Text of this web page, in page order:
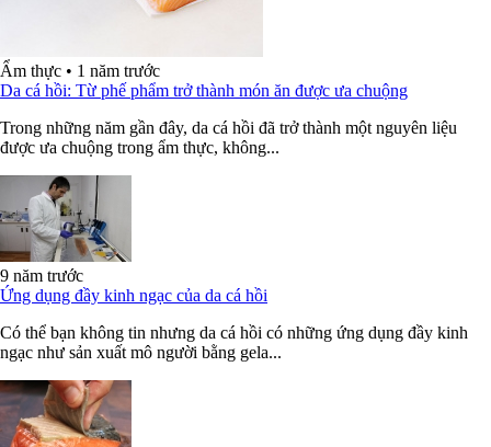
Ẩm thực • 1 năm trước
Da cá hồi: Từ phế phẩm trở thành món ăn được ưa chuộng
Trong những năm gần đây, da cá hồi đã trở thành một nguyên liệu
được ưa chuộng trong ẩm thực, không...
9 năm trước
Ứng dụng đầy kinh ngạc của da cá hồi
Có thể bạn không tin nhưng da cá hồi có những ứng dụng đầy kinh
ngạc như sản xuất mô người bằng gela...